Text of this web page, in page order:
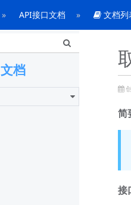
API接口文档 文档列
档
简
接